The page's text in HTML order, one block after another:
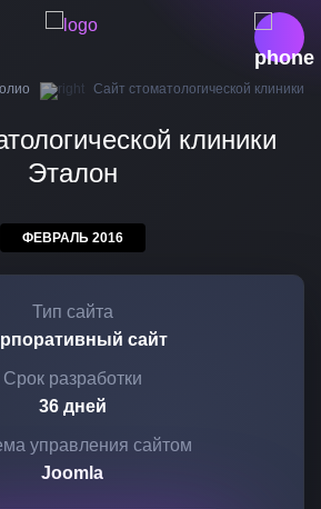
Сайт стоматологической клиники
клиники
Эталон
ФЕВРАЛЬ 2016
Тип сайта
сайт
Срок разработки
36 дней
управления сайтом
Joomla